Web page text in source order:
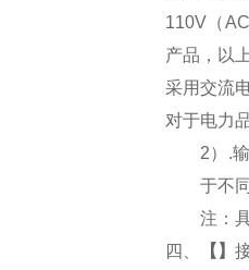
110V （
产品，以
采用交流
对于电力
2） .
于不
注：
四、
【 】